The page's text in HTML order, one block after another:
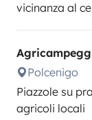
vicinanza al
Polcenigo
Piazzole su
agricoli locali